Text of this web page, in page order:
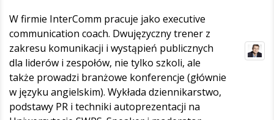
W firmie InterComm pracuje jako executive
communication coach. Dwujęzyczny trener z
zakresu komunikacji i wystąpień publicznych
dla liderów i zespołów, nie tylko szkoli, ale
także prowadzi branżowe konferencje (głównie
w języku angielskim). Wykłada dziennikarstwo,
podstawy PR i techniki autoprezentacji na